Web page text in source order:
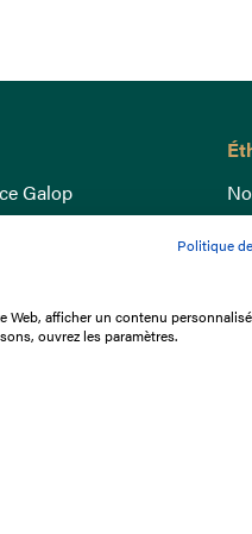
Galop
courses
Politique
afficher un contenu
ouvrez les paramètres.